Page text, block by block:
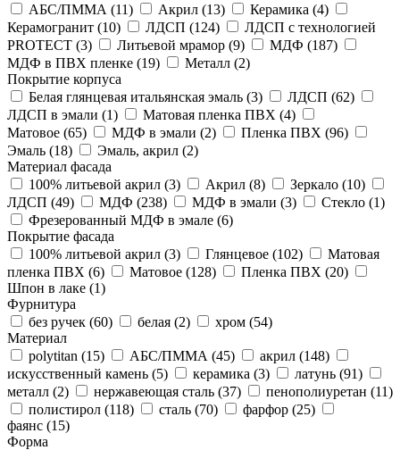
АБС/ПММА (11) Акрил (13) Керамика (4)
Керамогранит (10) ЛДСП (124)
ЛДСП с технологией
PROTECT (3) Литьевой мрамор (9) МДФ (187)
МДФ в ПВХ пленке (19) Металл (2)
Покрытие корпуса
Белая глянцевая итальянская эмаль (3) ЛДСП (62)
ЛДСП в эмали (1) Матовая пленка ПВХ (4)
Матовое (65) МДФ в эмали (2) Пленка ПВХ (96)
Эмаль (18) Эмаль, акрил (2)
Материал фасада
100% литьевой акрил (3) Акрил (8) Зеркало (10)
ЛДСП (49) МДФ (238) МДФ в эмали (3) Стекло (1)
Фрезерованный МДФ в эмале (6)
Покрытие фасада
100% литьевой акрил (3) Глянцевое (102)
Матовая
пленка ПВХ (6) Матовое (128) Пленка ПВХ (20)
Шпон в лаке (1)
Фурнитура
без ручек (60) белая (2) хром (54)
Материал
polytitan (15) АБС/ПММА (45) акрил (148)
искусственный камень (5) керамика (3) латунь (91)
металл (2) нержавеющая сталь (37) пенополиуретан (11)
полистирол (118) сталь (70) фарфор (25)
фаянс (15)
Форма